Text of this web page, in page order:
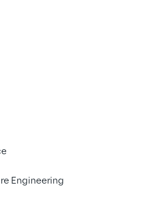
Engineering
Pulse: von
mit der